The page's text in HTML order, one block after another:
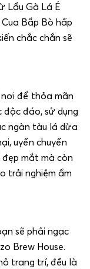
Lẩu Gà Lá É
Bắp Bò hấp
chắc chắn sẽ
để thỏa mãn
đáo, sử dụng
ngàn tàu lá dừa
uyển chuyển
mắt mà còn
trải nghiệm ẩm
sẽ phải ngạc
Brew House.
trang trí, đều là